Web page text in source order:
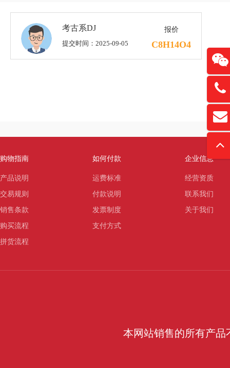
考古系DJ
提交时间：2025-09-05
报价
C8H14O4
购物指南
产品说明
交易规则
销售条款
购买流程
拼货流程
如何付款
运费标准
付款说明
发票制度
支付方式
企业信息
经营资质
联系我们
关于我们
本网站销售的所有产